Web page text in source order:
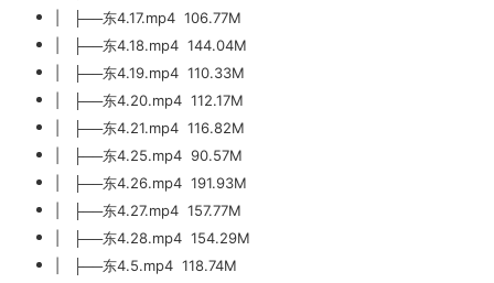
| ├──东4.17.mp4 106.77M
| ├──东4.18.mp4 144.04M
| ├──东4.19.mp4 110.33M
| ├──东4.20.mp4 112.17M
| ├──东4.21.mp4 116.82M
| ├──东4.25.mp4 90.57M
| ├──东4.26.mp4 191.93M
| ├──东4.27.mp4 157.77M
| ├──东4.28.mp4 154.29M
| ├──东4.5.mp4 118.74M